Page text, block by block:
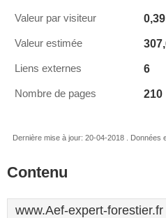
Valeur par visiteur
Valeur estimée
Liens externes 6
Nombre de pages 210
Dernière mise à jour: 20-04-2018 . Données
Contenu
www.Aef-expert-forestier.fr